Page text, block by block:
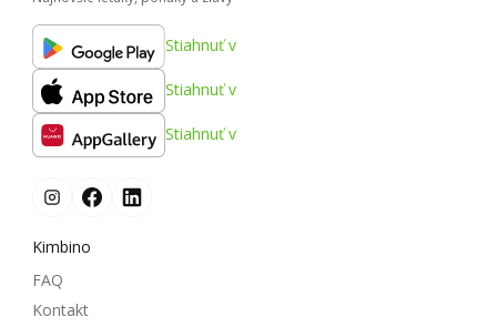
Stiahnuť v
Stiahnuť v
Stiahnuť v
Kimbino
FAQ
Kontakt